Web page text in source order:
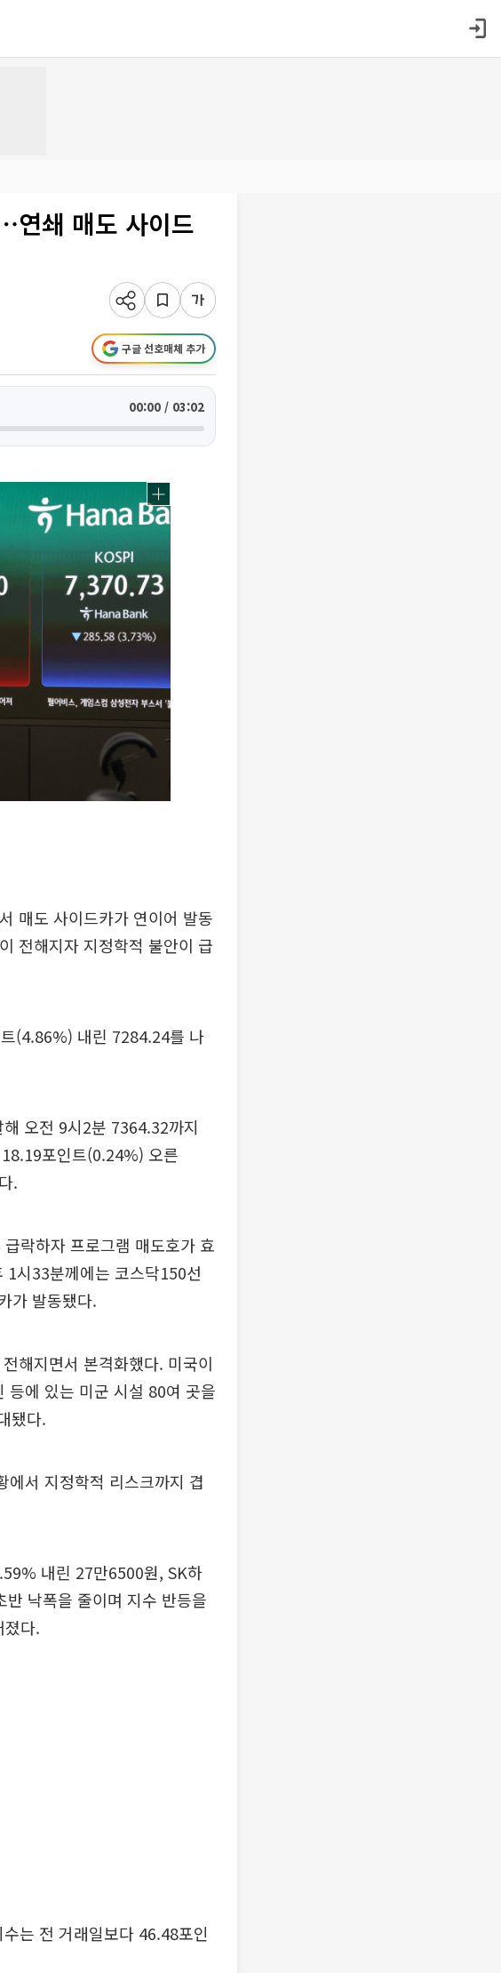
연쇄 매도 사이드
구글 선호매체 추가
00:00 / 03:02
매도 사이드카가 연이어 발동
전해지자 지정학적 불안이 급
(4.86%) 내린 7284.24를 나
오전 9시2분 7364.32까지
포인트(0.24%) 오른
.
락하자 프로그램 매도호가 효
시33분께에는 코스닥150선
가 발동됐다.
해지면서 본격화했다. 미국이
등에 있는 미군 시설 80여 곳을
됐다.
에서 지정학적 리스크까지 겹
내린 27만6500원, SK하
낙폭을 줄이며 지수 반등을
졌다.
는 전 거래일보다 46.48포인